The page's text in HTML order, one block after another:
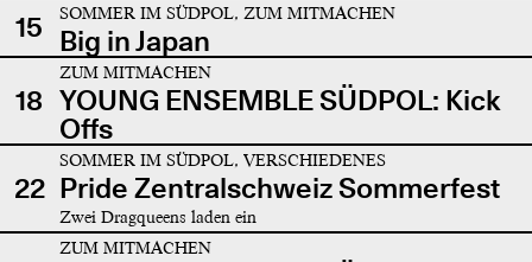
15
SOMMER IM SÜDPOL, ZUM MITMACHEN
Big in Japan
18
ZUM MITMACHEN
YOUNG ENSEMBLE SÜDPOL: Kick
Offs
22
SOMMER IM SÜDPOL, VERSCHIEDENES
Pride Zentralschweiz Sommerfest
Zwei Dragqueens laden ein
ZUM MITMACHEN